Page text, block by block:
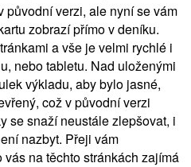
původní verzi, ale nyní se vám
zobrazí přímo v deníku.
a vše je velmi rychlé i
nebo tabletu. Nad uloženými
výkladu, aby bylo jasné,
což v původní verzi
se snaží neustále zlepšovat, i
nazbyt. Přeji vám
na těchto stránkách zajímá